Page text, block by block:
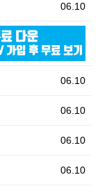
06.10
06.10
06.10
06.10
06.10